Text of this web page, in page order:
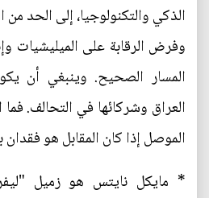
الذكي والتكنولوجيا، إلى الحد
وفرض الرقابة على الميليشيات
المسار الصحيح. وينبغي أن
العراق وشركائها في التحالف.
الموصل إذا كان المقابل هو فقدان
* مايكل نايتس هو زميل